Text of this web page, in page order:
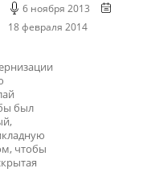
6 ноября 2013
18 февраля 2014
был
чтобы